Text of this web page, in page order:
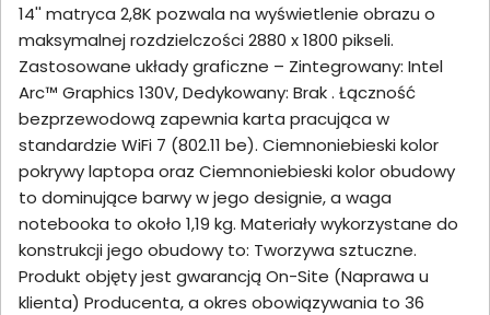
14'' matryca 2,8K pozwala na wyświetlenie obrazu o
maksymalnej rozdzielczości 2880 x 1800 pikseli.
Zastosowane układy graficzne – Zintegrowany: Intel
Arc™ Graphics 130V, Dedykowany: Brak . Łączność
bezprzewodową zapewnia karta pracująca w
standardzie WiFi 7 (802.11 be). Ciemnoniebieski kolor
pokrywy laptopa oraz Ciemnoniebieski kolor obudowy
to dominujące barwy w jego designie, a waga
notebooka to około 1,19 kg. Materiały wykorzystane do
konstrukcji jego obudowy to: Tworzywa sztuczne.
Produkt objęty jest gwarancją On-Site (Naprawa u
klienta) Producenta, a okres obowiązywania to 36